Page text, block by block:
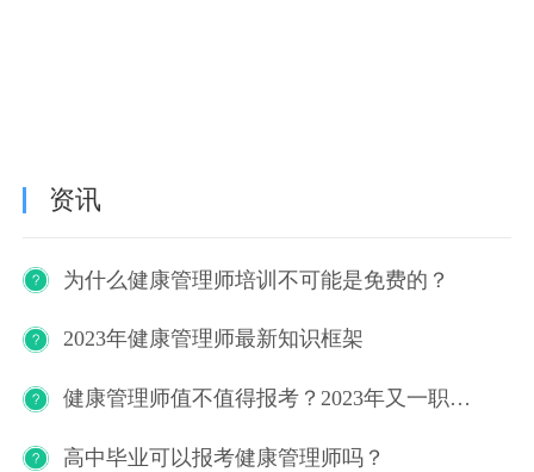
资讯
为什么健康管理师培训不可能是免费的？
2023年健康管理师最新知识框架
健康管理师值不值得报考？2023年又一职业技能等级证书重磅人才政策发布！
高中毕业可以报考健康管理师吗？